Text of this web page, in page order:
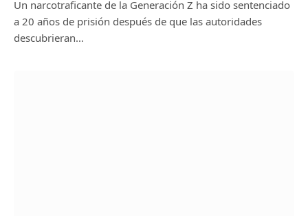
Un narcotraficante de la Generación Z ha sido sentenciado
a 20 años de prisión después de que las autoridades
descubrieran…